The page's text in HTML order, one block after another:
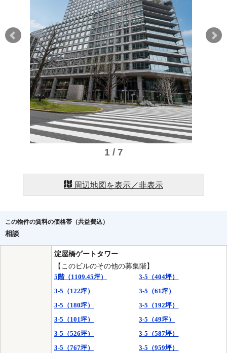
1 / 7
周辺地図を表示／非表示
この物件の賃料の価格帯（共益費込）
相談
淀屋橋ゲートタワー
【このビルのその他の募集階】
5階（1109.45坪）
3-5（404坪）
3-5（122坪）
3-5（61坪）
3-5（180坪）
3-5（192坪）
3-5（101坪）
3-5（49坪）
3-5（526坪）
3-5（587坪）
3-5（767坪）
3-5（959坪）